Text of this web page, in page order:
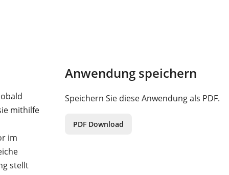
mithilfe
im
stellt
Anwendung speichern
Speichern Sie diese Anwendung als PDF.
PDF Download